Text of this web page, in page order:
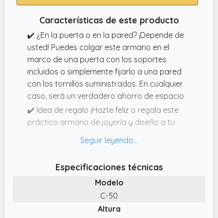
Características de este producto
✔️ ¿En la puerta o en la pared? ¡Depende de
usted! Puedes colgar este armario en el
marco de una puerta con los soportes
incluidos o simplemente fijarlo a una pared
con los tornillos suministrados. En cualquier
caso, será un verdadero ahorro de espacio
✔️ Idea de regalo ¡Hazte feliz o regala este
práctico armario de joyería y diseño a tu
rutina de belleza con este elegante armario
de joyería con líneas limpias y acabado
marrón rústico con espejo de cristal
✔️ Llénela Después de un día, quítate las
Especificaciones técnicas
Modelo
C-50
Altura